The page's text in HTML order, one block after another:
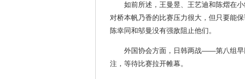
如前所述，王曼昱、王艺迪和陈熠在
对桥本帆乃香的比赛压力很大，但只要能
陈幸同和邬曼没有强敌阻止他们。
外国协会方面，日韩两战——第八组早
注，等待比赛拉开帷幕。